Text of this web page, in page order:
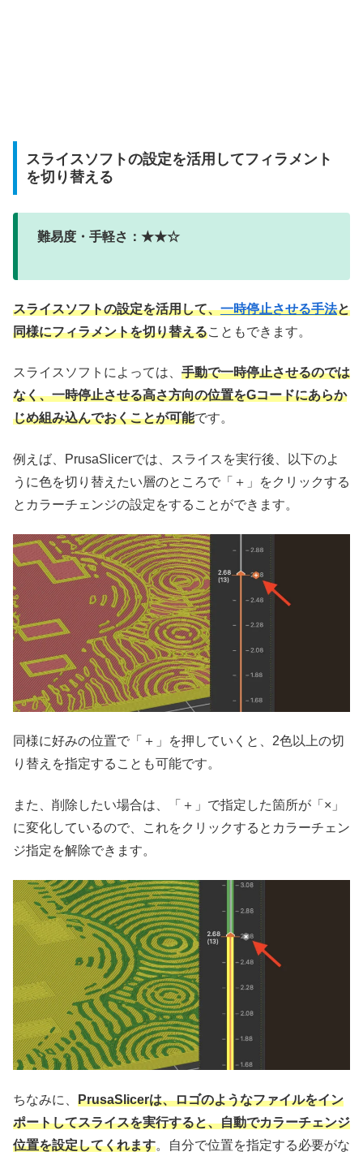
スライスソフトの設定を活用してフィラメント
を切り替える
難易度・手軽さ：★★☆
スライスソフトの設定を活用して、一時停止させる手法と
同様にフィラメントを切り替えることもできます。
スライスソフトによっては、 手動で一時停止させるのでは
なく、一時停止させる高さ方向の位置をGコードにあらか
じめ組み込んでおくことが可能です。
例えば、PrusaSlicerでは、スライスを実行後、以下のよ
うに色を切り替えたい層のところで「＋」をクリックする
とカラーチェンジの設定をすることができます。
同様に好みの位置で「＋」を押していくと、2色以上の切
り替えを指定することも可能です。
また、削除したい場合は、「＋」で指定した箇所が「×」
に変化しているので、これをクリックするとカラーチェン
ジ指定を解除できます。
ちなみに、 PrusaSlicerは、ロゴのようなファイルをイン
ポートしてスライスを実行すると、自動でカラーチェンジ
位置を設定してくれます。自分で位置を指定する必要がな